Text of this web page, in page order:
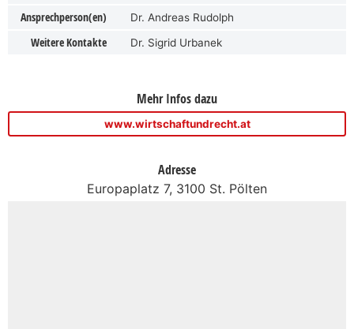
Ansprechperson(en) Dr. Andreas Rudolph
Weitere Kontakte Dr. Sigrid Urbanek
Mehr Infos dazu
www.wirtschaftundrecht.at
Adresse
Europaplatz 7, 3100 St. Pölten